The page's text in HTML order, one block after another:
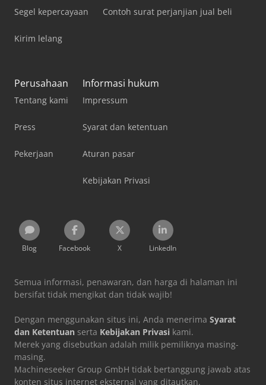
Segel kepercayaan
Kirim lelang
Contoh surat perjanjian jual beli
Perusahaan
Tentang kami
Press
Pekerjaan
Informasi hukum
Impressum
Syarat dan ketentuan
Aturan pasar
Kebijakan Privasi
Blog Facebook X LinkedIn
Semua informasi, penawaran, dan harga di halaman ini
bersifat tidak mengikat dan tidak wajib!
Dengan menggunakan situs ini, Anda menerima Syarat
dan Ketentuan serta Kebijakan Privasi kami.
Merek yang disebutkan adalah milik pemiliknya masing-
masing.
Machineseeker Group GmbH tidak bertanggung jawab atas
konten situs internet eksternal yang ditautkan.